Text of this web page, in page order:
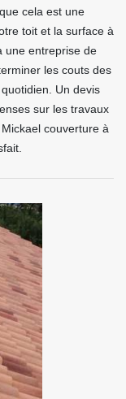
cela est une
toit et la surface à
une entreprise de
les couts des
Un devis
sur les travaux
couverture à